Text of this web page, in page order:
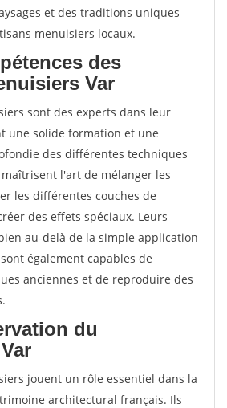
et des traditions uniques
menuisiers locaux.
des
Var
sont des experts dans leur
une solide formation et une
des différentes techniques
l'art de mélanger les
les différentes couches de
des effets spéciaux. Leurs
au-delà de la simple application
également capables de
anciennes et de reproduire des
du
jouent un rôle essentiel dans la
architectural français. Ils